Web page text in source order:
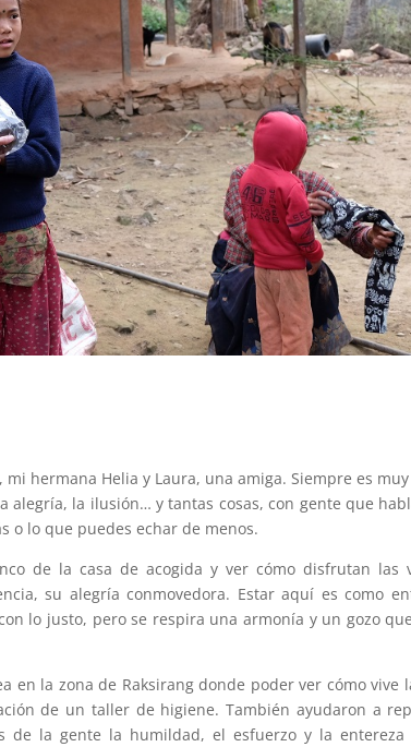
hermana Helia y Laura, una amiga. Siempre es
la ilusión… y tantas cosas, con gente que
o lo que puedes echar de menos.
de la casa de acogida y ver cómo disfrutan las
su alegría conmovedora. Estar aquí es como
lo justo, pero se respira una armonía y un gozo
la zona de Raksirang donde poder ver cómo vive
de un taller de higiene. También ayudaron a
de la gente la humildad, el esfuerzo y la entereza